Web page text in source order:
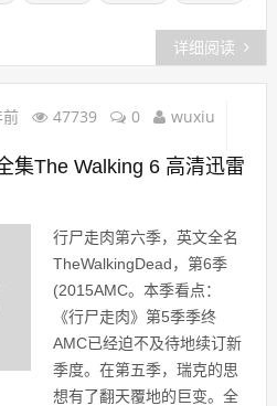
详细阅读
47739 0 wuxiu
集The Walking 6 高清迅雷
行尸走肉第六季，英文全名
TheWalkingDead，第6季
(2015AMC。本季看点：
《行尸走肉》第5季季终
AMC已经迫不及待地续订新
季度。在第五季，瑞克的思
想有了翻天覆地的巨变。全